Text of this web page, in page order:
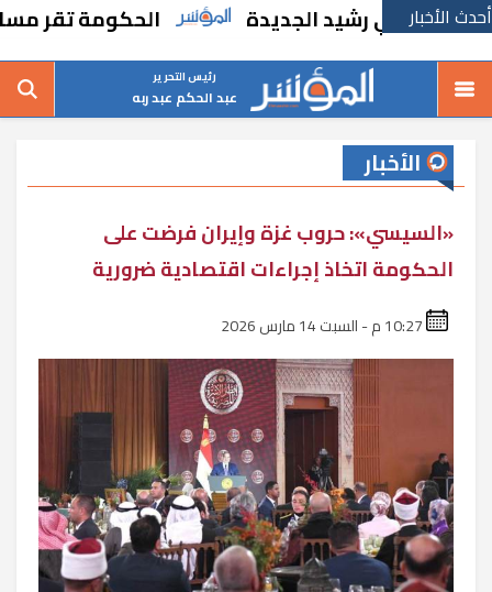
أحدث الأخبار
رشيد الجديدة الحكومة تقر مسانده
رئيس التحرير
عبد الحكم عبد ربه
الأخبار
«السيسي»: حروب غزة وإيران فرضت على
الحكومة اتخاذ إجراءات اقتصادية ضرورية